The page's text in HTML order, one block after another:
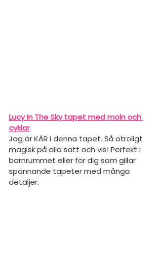
Lucy In The Sky tapet med moln och
cyklar
Jag är KÄR i denna tapet. Så otroligt
magisk på alla sätt och vis! Perfekt i
barnrummet eller för dig som gillar
spännande tapeter med många
detaljer.